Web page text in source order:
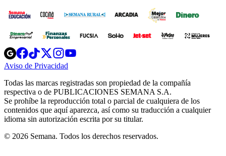
Opens
in
new
Opens
in
new
Opens
in
new
window
Opens
new
windowwindow
Aviso de Privacidad
new
window
Todas las marcas registradas son propiedad de la compañía
respectiva o de PUBLICACIONES SEMANA S.A.
Se prohíbe la reproducción total o parcial de cualquiera de los
contenidos que aquí aparezca, así como su traducción a cualquier
idioma sin autorización escrita por su titular.
© 2026 Semana. Todos los derechos reservados.